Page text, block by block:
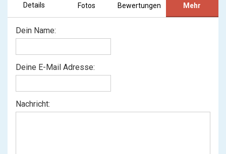
Details Fotos Bewertungen Mehr
Dein Name:
Deine E-Mail Adresse:
Nachricht: